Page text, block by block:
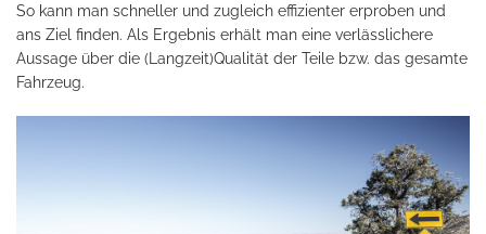
So kann man schneller und zugleich effizienter erproben und
ans Ziel finden. Als Ergebnis erhält man eine verlässlichere
Aussage über die (Langzeit)Qualität der Teile bzw. das gesamte
Fahrzeug.